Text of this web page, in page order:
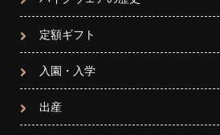
定額ギフト
入園・入学
出産